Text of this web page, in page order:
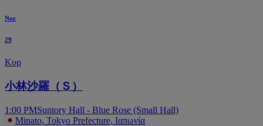
Νοε
29
Κυρ
小林沙羅（Ｓ）
1:00 PMSuntory Hall - Blue Rose (Small Hall)
Minato, Tokyo Prefecture, Ιαπωνία